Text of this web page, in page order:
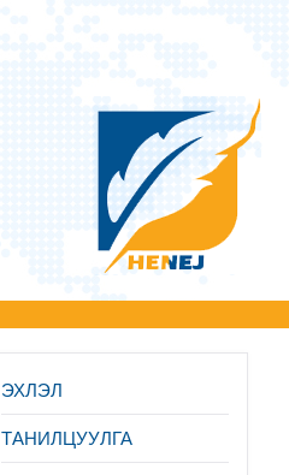
ЭХЛЭЛ
ТАНИЛЦУУЛГА